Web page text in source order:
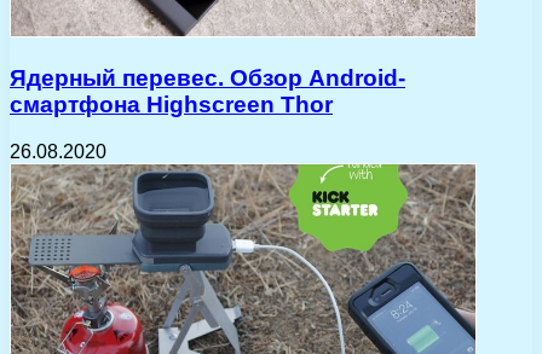
Ядерный перевес. Обзор Android-
смартфона Highscreen Thor
26.08.2020